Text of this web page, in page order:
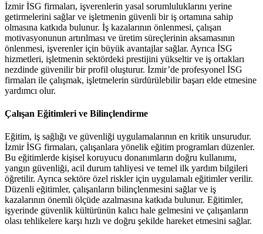
İzmir İSG firmaları, işverenlerin yasal sorumluluklarını yerine
getirmelerini sağlar ve işletmenin güvenli bir iş ortamına sahip
olmasına katkıda bulunur. İş kazalarının önlenmesi, çalışan
motivasyonunun artırılması ve üretim süreçlerinin aksamasının
önlenmesi, işverenler için büyük avantajlar sağlar. Ayrıca İSG
hizmetleri, işletmenin sektördeki prestijini yükseltir ve iş ortakları
nezdinde güvenilir bir profil oluşturur. İzmir’de profesyonel İSG
firmaları ile çalışmak, işletmelerin sürdürülebilir başarı elde etmesine
yardımcı olur.
Çalışan Eğitimleri ve Bilinçlendirme
Eğitim, iş sağlığı ve güvenliği uygulamalarının en kritik unsurudur.
İzmir İSG firmaları, çalışanlara yönelik eğitim programları düzenler.
Bu eğitimlerde kişisel koruyucu donanımların doğru kullanımı,
yangın güvenliği, acil durum tahliyesi ve temel ilk yardım bilgileri
öğretilir. Ayrıca sektöre özel riskler için uygulamalı eğitimler verilir.
Düzenli eğitimler, çalışanların bilinçlenmesini sağlar ve iş
kazalarının önemli ölçüde azalmasına katkıda bulunur. Eğitimler,
işyerinde güvenlik kültürünün kalıcı hale gelmesini ve çalışanların
olası tehlikelere karşı hızlı ve doğru şekilde hareket etmesini sağlar.